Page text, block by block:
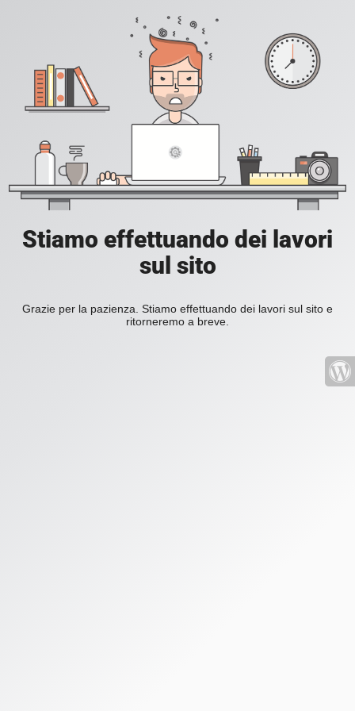
Stiamo effettuando dei lavori
sul sito
Grazie per la pazienza. Stiamo effettuando dei lavori sul sito e
ritorneremo a breve.